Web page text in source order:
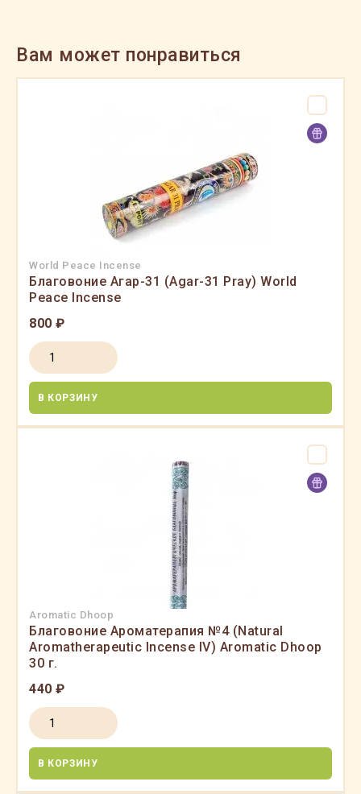
Вам может понравиться
World Peace Incense
Благовоние Агар-31 (Agar-31 Pray) World
Peace Incense
800 ₽
В КОРЗИНУ
Aromatic Dhoop
Благовоние Ароматерапия №4 (Natural
Aromatherapeutic Incense IV) Aromatic Dhoop
30 г.
440 ₽
В КОРЗИНУ